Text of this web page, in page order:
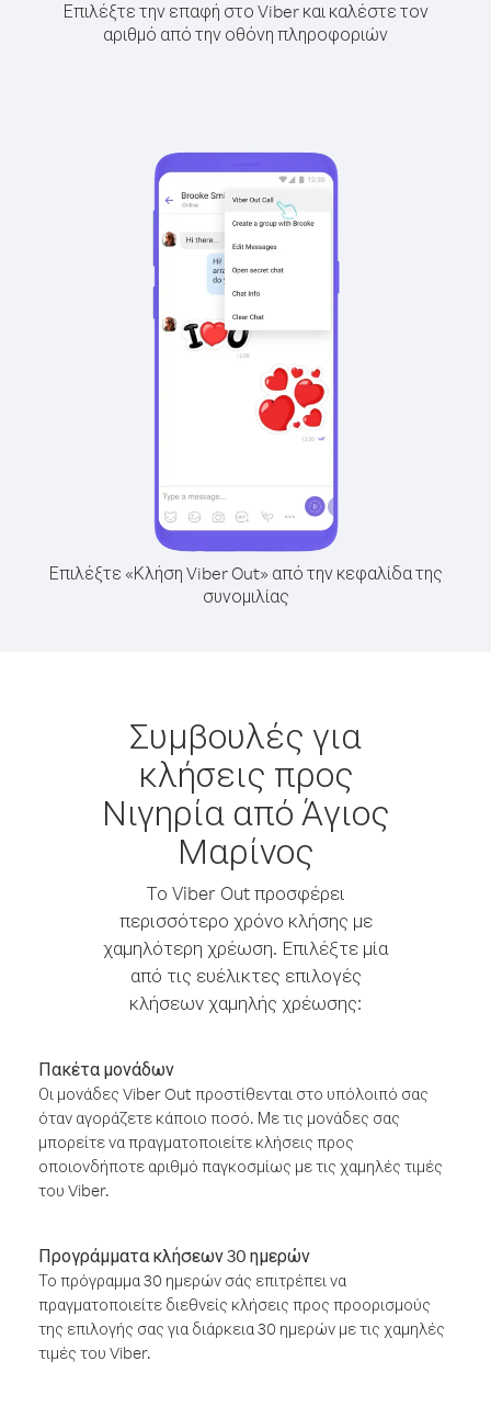
Επιλέξτε την επαφή στο Viber και καλέστε τον
αριθμό από την οθόνη πληροφοριών
Επιλέξτε «Κλήση Viber Out» από την κεφαλίδα της
συνομιλίας
Συμβουλές για
κλήσεις προς
Νιγηρία από Άγιος
Μαρίνος
Το Viber Out προσφέρει
περισσότερο χρόνο κλήσης με
χαμηλότερη χρέωση. Επιλέξτε μία
από τις ευέλικτες επιλογές
κλήσεων χαμηλής χρέωσης:
Πακέτα μονάδων
Οι μονάδες Viber Out προστίθενται στο υπόλοιπό σας
όταν αγοράζετε κάποιο ποσό. Με τις μονάδες σας
μπορείτε να πραγματοποιείτε κλήσεις προς
οποιονδήποτε αριθμό παγκοσμίως με τις χαμηλές τιμές
του Viber.
Προγράμματα κλήσεων 30 ημερών
Το πρόγραμμα 30 ημερών σάς επιτρέπει να
πραγματοποιείτε διεθνείς κλήσεις προς προορισμούς
της επιλογής σας για διάρκεια 30 ημερών με τις χαμηλές
τιμές του Viber.